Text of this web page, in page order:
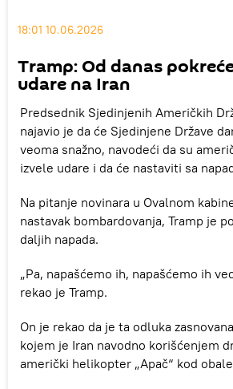
18:01 10.06.2026
Tramp: Od danas
udare na Iran
Predsednik Sjedinjenih Američkih
najavio je da će Sjedinjene Države
veoma snažno, navodeći da su
izvele udare i da će nastaviti sa
Na pitanje novinara u Ovalnom
nastavak bombardovanja, Tramp je
daljih napada.
„Pa, napašćemo ih, napašćemo ih
rekao je Tramp.
On je rekao da je ta odluka
kojem je Iran navodno korišćenjem
američki helikopter „Apač“ kod